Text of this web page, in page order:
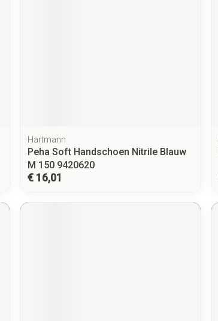
Hartmann
Peha Soft Handschoen Nitrile Blauw
M 150 9420620
€ 16,01